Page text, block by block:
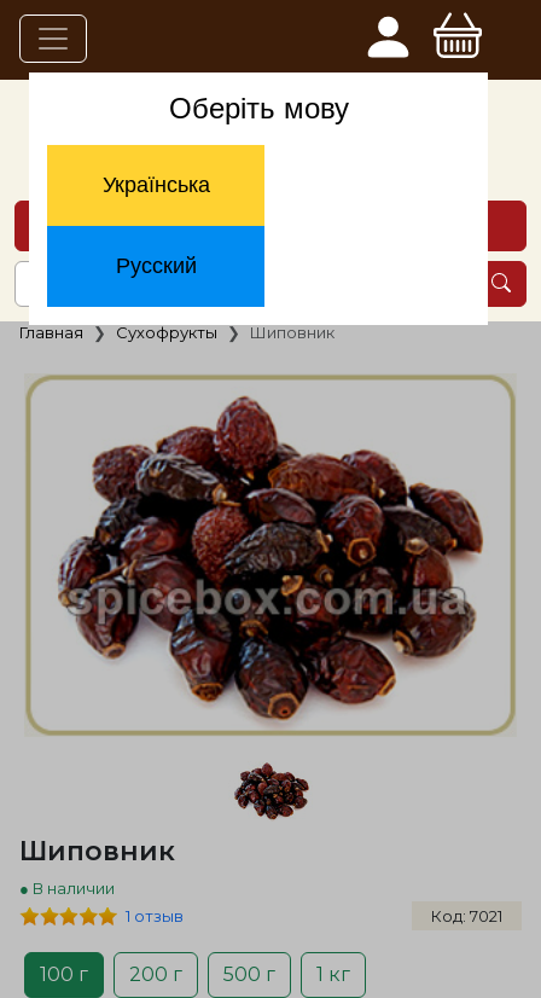
Каталог товаров
Главная Сухофрукты Шиповник
Шиповник
● В наличии
1 отзыв
Код: 7021
100 г 200 г 500 г 1 кг
Оберіть мову
Українська
Русский